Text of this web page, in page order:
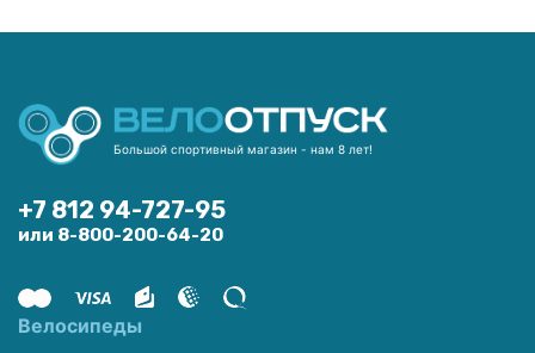
Большой спортивный магазин - нам 8 лет!
+7 812 94-727-95
или 8-800-200-64-20
Велосипеды